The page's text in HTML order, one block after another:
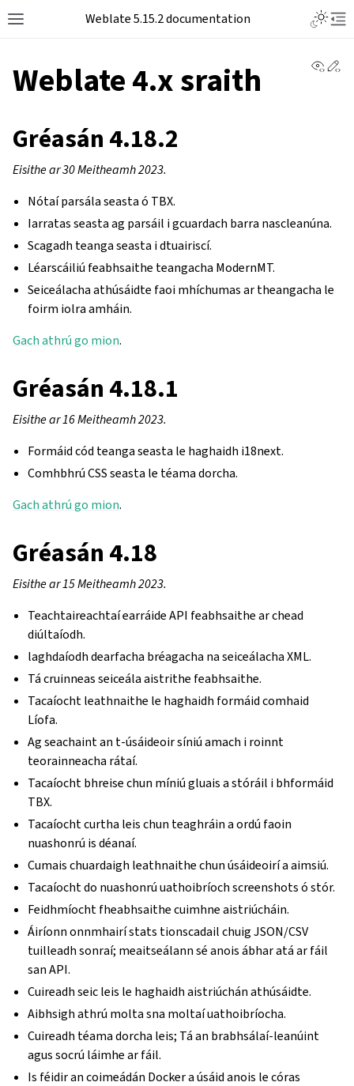
Weblate 5.15.2 documentation
Weblate 4.x sraith
Gréasán 4.18.2
Eisithe ar 30 Meitheamh 2023.
Nótaí parsála seasta ó TBX.
Iarratas seasta ag parsáil i gcuardach barra nascleanúna.
Scagadh teanga seasta i dtuairiscí.
Léarscáiliú feabhsaithe teangacha ModernMT.
Seiceálacha athúsáidte faoi mhíchumas ar theangacha le
foirm iolra amháin.
Gach athrú go mion.
Gréasán 4.18.1
Eisithe ar 16 Meitheamh 2023.
Formáid cód teanga seasta le haghaidh i18next.
Comhbhrú CSS seasta le téama dorcha.
Gach athrú go mion.
Gréasán 4.18
Eisithe ar 15 Meitheamh 2023.
Teachtaireachtaí earráide API feabhsaithe ar chead
diúltaíodh.
laghdaíodh dearfacha bréagacha na seiceálacha XML.
Tá cruinneas seiceála aistrithe feabhsaithe.
Tacaíocht leathnaithe le haghaidh formáid comhaid
Líofa.
Ag seachaint an t-úsáideoir síniú amach i roinnt
teorainneacha rátaí.
Tacaíocht bhreise chun míniú gluais a stóráil i bhformáid
TBX.
Tacaíocht curtha leis chun teaghráin a ordú faoin
nuashonrú is déanaí.
Cumais chuardaigh leathnaithe chun úsáideoirí a aimsiú.
Tacaíocht do nuashonrú uathoibríoch screenshots ó stór.
Feidhmíocht fheabhsaithe cuimhne aistriúcháin.
Áiríonn onnmhairí stats tionscadail chuig JSON/CSV
tuilleadh sonraí; meaitseálann sé anois ábhar atá ar fáil
san API.
Cuireadh seic leis le haghaidh aistriúchán athúsáidte.
Aibhsigh athrú molta sna moltaí uathoibríocha.
Cuireadh téama dorcha leis; Tá an brabhsálaí-leanúint
agus socrú láimhe ar fáil.
Is féidir an coimeádán Docker a úsáid anois le córas